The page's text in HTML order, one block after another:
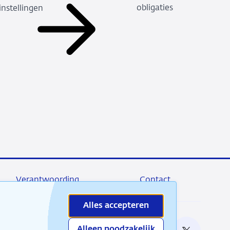
obligaties
Alles accepteren
Verantwoording Contact